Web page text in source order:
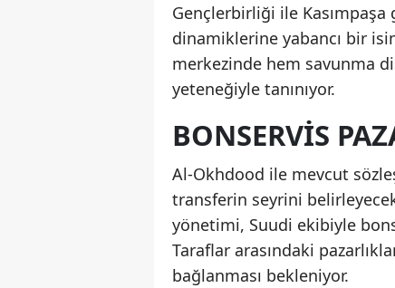
Gençlerbirliği ile
dinamiklerine yabancı bir
merkezinde hem savunma
yeteneğiyle tanınıyor.
BONSERVIS
Al-Okhdood ile mevcut
transferin seyrini
yönetimi, Suudi ekibiyle
Taraflar arasındaki
bağlanması bekleniyor.